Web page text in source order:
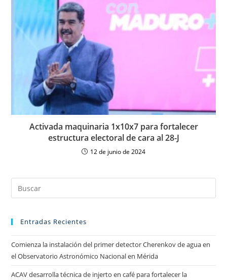
Activada maquinaria 1x10x7 para fortalecer
estructura electoral de cara al 28-J
12 de junio de 2024
Entradas Recientes
Comienza la instalación del primer detector Cherenkov de agua en
el Observatorio Astronómico Nacional en Mérida
ACAV desarrolla técnica de injerto en café para fortalecer la